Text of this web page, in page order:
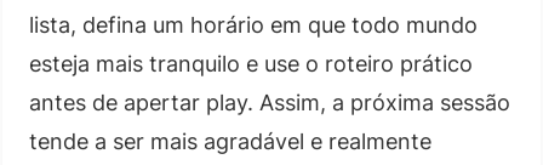
lista, defina um horário em que todo mundo
esteja mais tranquilo e use o roteiro prático
antes de apertar play. Assim, a próxima sessão
tende a ser mais agradável e realmente